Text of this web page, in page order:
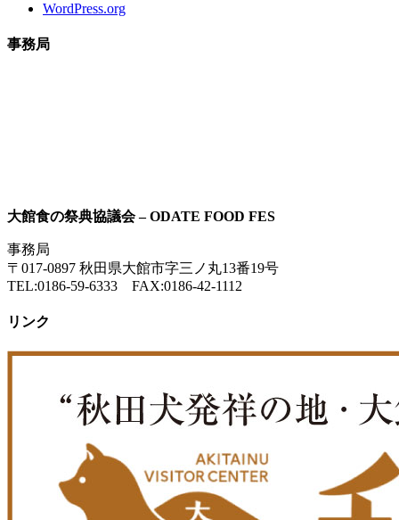
WordPress.org
事務局
大館食の祭典協議会 – ODATE FOOD FES
事務局
〒017-0897 秋田県大館市字三ノ丸13番19号
TEL:0186-59-6333 FAX:0186-42-1112
リンク